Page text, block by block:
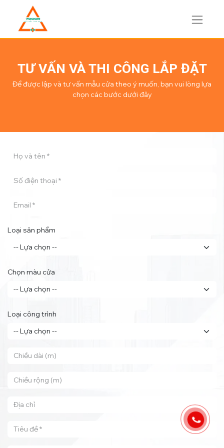
TƯ VẤN VÀ THI CÔNG LẮP ĐẶT
Để được lập và tư vấn mẫu cửa theo ý muốn, bạn vui lòng lựa
chọn các bước dưới đây
Loại sản phẩm
Chọn màu cửa
Loại công trình